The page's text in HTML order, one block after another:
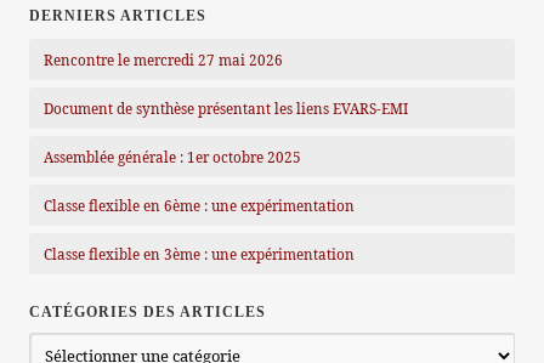
DERNIERS ARTICLES
Rencontre le mercredi 27 mai 2026
Document de synthèse présentant les liens EVARS-EMI
Assemblée générale : 1er octobre 2025
Classe flexible en 6ème : une expérimentation
Classe flexible en 3ème : une expérimentation
CATÉGORIES DES ARTICLES
Catégories